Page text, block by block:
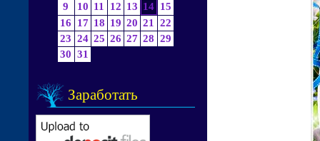
9
10 11 12 13 14 15
16
17 18 19 20 21
22
23 24 25 26 27 28 29
30 31
Заработать